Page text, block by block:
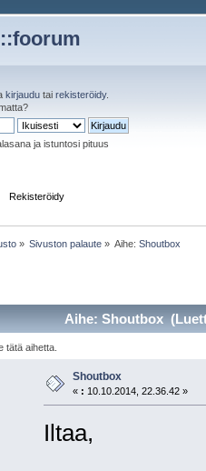
kirjaudu tai rekisteröidy.
ja istuntosi pituus
Rekisteröidy
» Sivuston palaute» Aihe:Shoutbox
Aihe: Shoutbox
tätä aihetta.
Shoutbox
« : 10.10.2014, 22.36.42 »
Iltaa,